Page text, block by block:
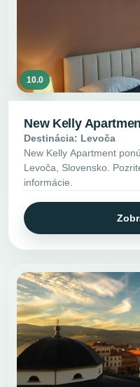
10.0
New Kelly
Destinácia: Levoča
New Kelly Apartment
Levoča, Slovensko.
informácie.